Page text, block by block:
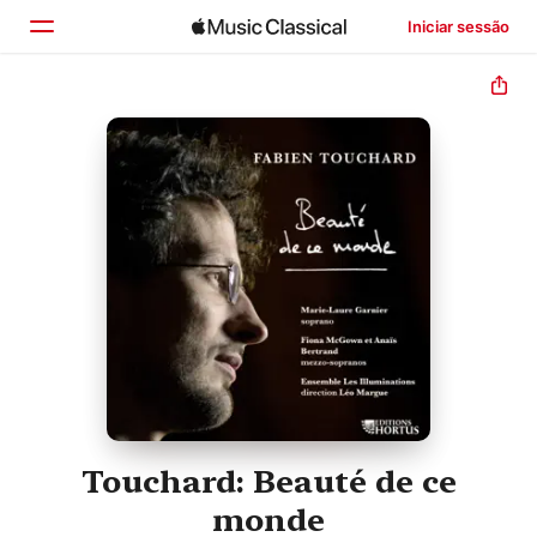
Iniciar sessão
Início
Explorar
Touchard: Beauté de ce
monde